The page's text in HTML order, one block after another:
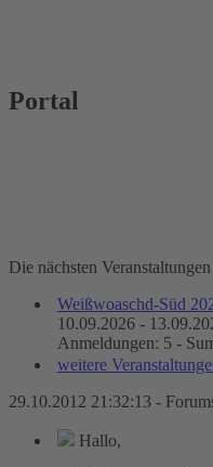
Portal
Die nächsten Veranstaltungen
Weißwoaschd-Süd
10.09.2026 -
Anmeldungen: 5 -
weitere
29.10.2012 21:32:13 -
Hallo,